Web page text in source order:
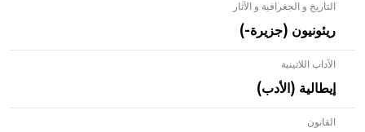
التاريخ و الجغرافية و الآثار
ريئونيون (جزيرة-)
الآداب اللاتينية
إيطالية (الأدب)
القانون- هل تعلم أن الأبلق نوع من الفنون الهندسية التي ارتبطت